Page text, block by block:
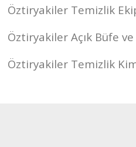
Öztiryakiler Temizlik
Öztiryakiler Açık Büfe
Öztiryakiler Temizlik